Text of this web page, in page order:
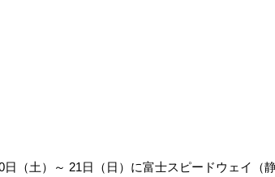
日（土）～ 21日（日）に富士スピードウェイ（